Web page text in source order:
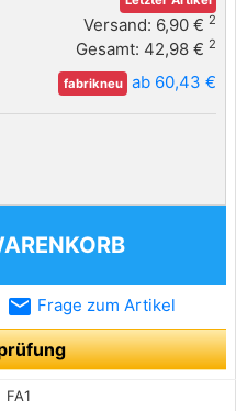
Versand: 6,90 € 2
Gesamt: 42,98 € 2
fabrikneu ab 60,43 €
email Frage zum Artikel
FA1